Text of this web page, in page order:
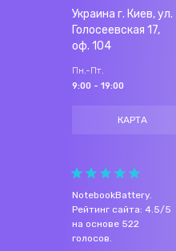
Украина г. Киев, ул.
Голосеевская 17,
оф. 104
Пн.-Пт.
9:00 - 19:00
КАРТА
NotebookBattery.
Рейтинг сайта: 4.5/5
на основе 522
голосов.